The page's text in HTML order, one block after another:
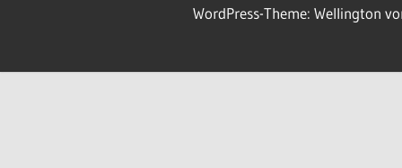
WordPress-Theme: Wellington